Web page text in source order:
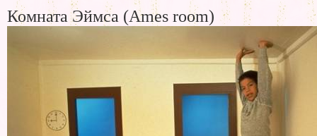
Комната Эймса (Ames room)